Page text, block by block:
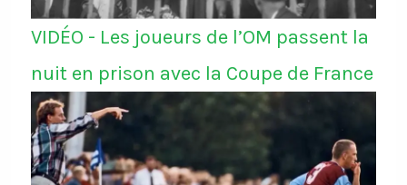
VIDÉO - Les joueurs de l’OM passent la
nuit en prison avec la Coupe de France